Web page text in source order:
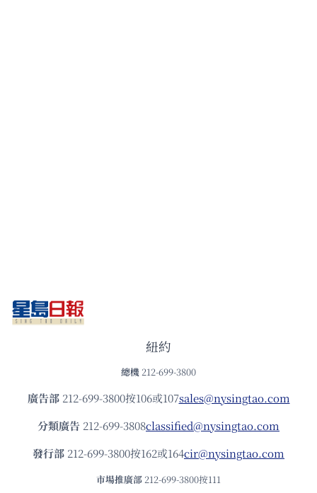
紐約
總機 212-699-3800
廣告部212-699-3800按106或107sales@nysingtao.com
分類廣告 212-699-3808classified@nysingtao.com
發⾏部 212-699-3800按162或164cir@nysingtao.com
市場推廣部 212-699-3800按111